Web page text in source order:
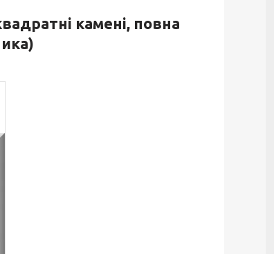
камені, повна